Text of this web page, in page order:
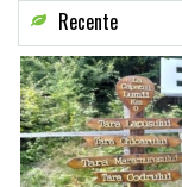
Recente